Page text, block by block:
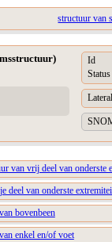
structuur van
Id
Status
van vrij deel van onderste
deel van onderste
bovenbeen
enkel en/of voet